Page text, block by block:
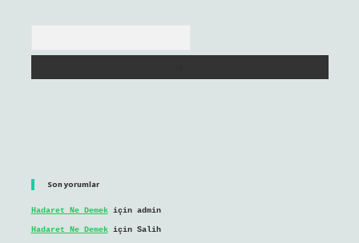
Son yorumlar
Hadaret Ne Demekiçin admin
Hadaret Ne Demekiçin Salih